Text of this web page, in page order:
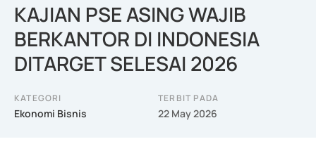
KAJIAN PSE ASING WAJIB
BERKANTOR DI INDONESIA
DITARGET SELESAI 2026
KATEGORI
Ekonomi Bisnis
TERBIT PADA
22 May 2026